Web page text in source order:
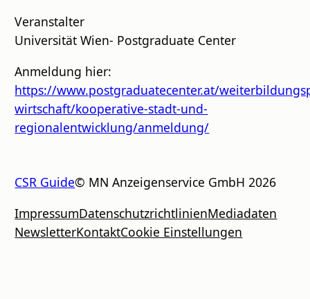
Veranstalter
Universität Wien- Postgraduate Center
Anmeldung hier:
https://www.postgraduatecenter.at/
wirtschaft/kooperative-stadt-und-
regionalentwicklung/anmeldung/
CSR Guide© MN Anzeigenservice GmbH 2026
ImpressumDatenschutzrichtlinienMediadaten
NewsletterKontaktCookie Einstellungen